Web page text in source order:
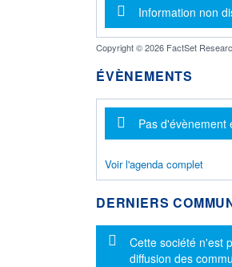
Message
Information non
Copyright © 2026 FactSet
ÉVÈNEMENTS
Message
Pas d'évènement
Voir l'agenda complet
DERNIERS
Message
Cette société n'est
diffusion des